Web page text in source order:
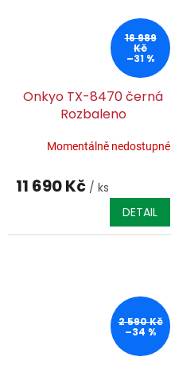
16 989
Kč
–31 %
Onkyo TX-8470 černá
Rozbaleno
Momentálně nedostupné
11 690 Kč / ks
DETAIL
2 590 Kč
–34 %